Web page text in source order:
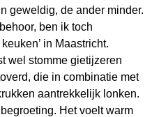
geweldig, de ander minder.
ben ik toch
in Maastricht.
wel stomme gietijzeren
die in combinatie met
aantrekkelijk lonken.
Het voelt warm